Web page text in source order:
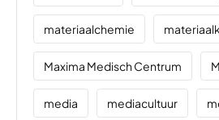
materiaalchemie
Maxima Medisch Centrum
media mediacultuur